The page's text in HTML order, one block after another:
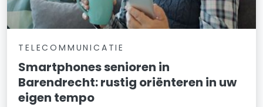
TELECOMMUNICATIE
Smartphones senioren in
Barendrecht: rustig oriënteren in uw
eigen tempo